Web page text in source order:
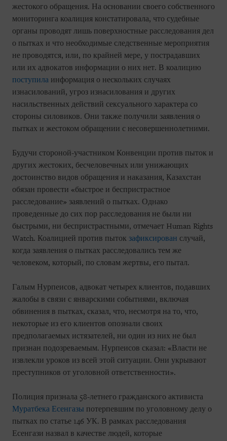
жестокого обращения. На основании своего собственного
мониторинга коалиция констатировала, что судебные
органы проводят лишь поверхностные расследования дел
о пытках и что необходимые следственные мероприятия
не проводятся, или, по крайней мере, у пострадавших
или их адвокатов информации о них нет. В коалицию
поступила информация о нескольких случаях
изнасилований, угроз изнасилования и других
насильственных действий сексуального характера со
стороны силовиков. Они также получили заявления о
пытках и жестоком обращении с несовершеннолетними.
Будучи стороной-участником Конвенции против пыток и
других жестоких, бесчеловечных или унижающих
достоинство видов обращения и наказания, Казахстан
обязан провести «быстрое и беспристрастное
расследование» заявлений о пытках. Однако
проведенные до сих пор расследования не были ни
быстрыми, ни беспристрастными, отмечает Human Rights
Watch. Коалицией против пыток зафиксирован случай,
когда заявления о пытках расследовались тем же
человеком, который, по словам жертвы, его пытал.
Галым Нурпеисов, адвокат четырех клиентов, подавших
жалобы в связи с январскими событиями, включая
обвинения в пытках, сказал, что, несмотря на то, что,
некоторые из его клиентов опознали своих
предполагаемых истязателей, ни один из них не был
признан подозреваемым. Нурпеисов сказал: «Власти не
извлекли уроков из всей этой ситуации. Они укрывают
преступников от уголовной ответственности».
Полиция признала 58-летнего гражданского активиста
Муратбека Есенгазы потерпевшим по уголовному делу о
пытках по статье 146 УК. В рамках расследования
Есенгази назвал в качестве людей, которые